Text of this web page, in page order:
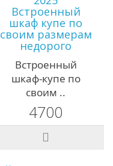
Встроенный
шкаф купе по
своим размерам
недорого
Встроенный
шкаф-купе по
своим ..
4700